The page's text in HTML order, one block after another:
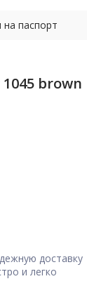
паспорт
brown
доставку
и легко